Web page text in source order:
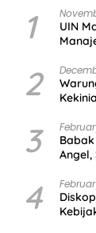
1
UIN
2
3
4